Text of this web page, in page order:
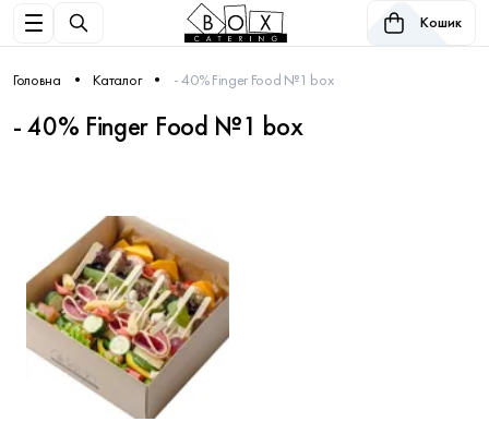
Кошик
Головна Каталог - 40% Finger Food №1 box
- 40% Finger Food №1 box